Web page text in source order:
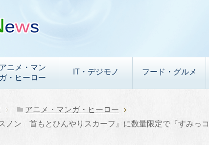
アニメ・マン
ガ・ヒーロー
IT・デジモノ フード・グルメ
アニメ・マンガ・ヒーロー
ノン 首もとひんやりスカーフ』に数量限定で『すみっ